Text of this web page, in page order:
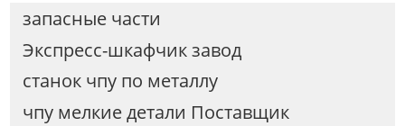
запасные части
Экспресс-шкафчик завод
станок чпу по металлу
чпу мелкие детали Поставщик